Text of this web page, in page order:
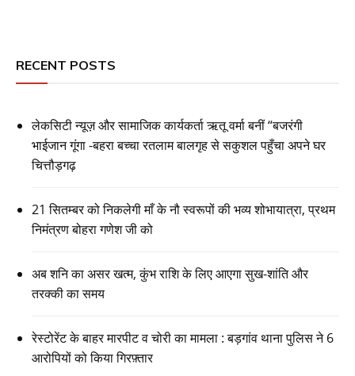
RECENT POSTS
लेकसिटी न्यूज़ और सामाजिक कार्यकर्ता ऋतू वर्मा बनीं “बजरंगी
भाईजान गूंगा -बहरा बच्चा रतलाम बालगृह से सकुशल पहुँचा अपने घर
चित्तौड़गढ़
21 सितम्बर को निकलेगी माँ के नौ स्वरूपों की भव्य शोभायात्रा, प्रथम
निमंत्रण बोहरा गणेश जी को
अब शनि का असर खत्म, कुंभ राशि के लिए आएगा सुख-शांति और
तरक्की का समय
रेस्टोरेंट के बाहर मारपीट व चोरी का मामला : बड़गांव थाना पुलिस ने 6
आरोपियों को किया गिरफ़्तार